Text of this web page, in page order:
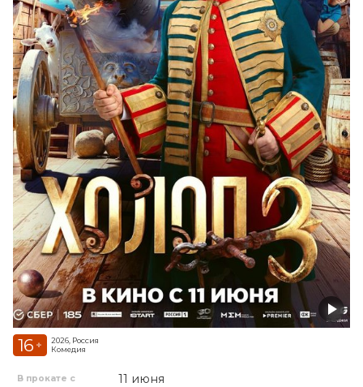
16 +
2026, Россия
Комедия
В прокате с 11 июня